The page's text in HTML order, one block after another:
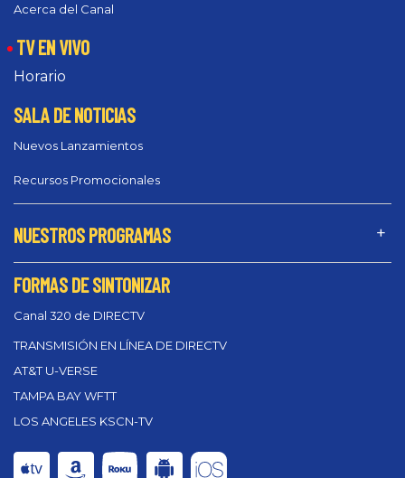
Acerca del Canal
TV EN VIVO
Horario
SALA DE NOTICIAS
Nuevos Lanzamientos
Recursos Promocionales
NUESTROS PROGRAMAS
FORMAS DE SINTONIZAR
Canal 320 de DIRECTV
TRANSMISIÓN EN LÍNEA DE DIRECTV
AT&T U-VERSE
TAMPA BAY WFTT
LOS ANGELES KSCN-TV